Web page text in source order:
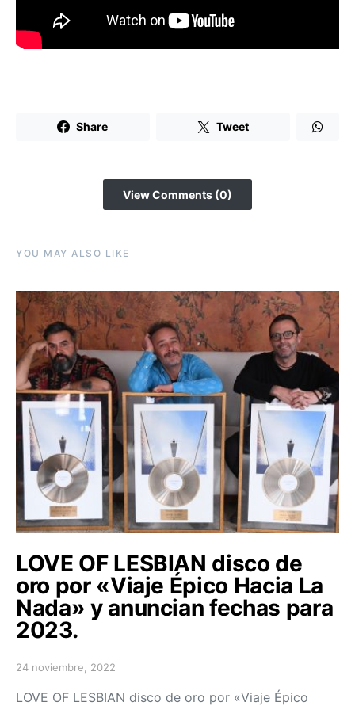
Share Tweet
View Comments (0)
YOU MAY ALSO LIKE
LOVE OF LESBIAN disco de
oro por «Viaje Épico Hacia La
Nada» y anuncian fechas para
2023.
Posted on
24 noviembre, 2022
LOVE OF LESBIAN disco de oro por «Viaje Épico